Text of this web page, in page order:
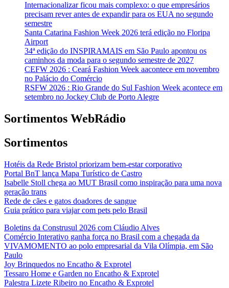
Internacionalizar ficou mais complexo: o que empresários
precisam rever antes de expandir para os EUA no segundo
semestre
Santa Catarina Fashion Week 2026 terá edição no Floripa
Airport
34ª edição do INSPIRAMAIS em São Paulo apontou os
caminhos da moda para o segundo semestre de 2027
CEFW 2026 : Ceará Fashion Week aacontece em novembro
no Palácio do Comércio
RSFW 2026 : Rio Grande do Sul Fashion Week acontece em
setembro no Jockey Club de Porto Alegre
Sortimentos WebRádio
Sortimentos
Hotéis da Rede Bristol priorizam bem-estar corporativo
Portal BnT lança Mapa Turístico de Castro
Isabelle Stoll chega ao MUT Brasil como inspiração para uma nova
geração trans
Rede de cães e gatos doadores de sangue
Guia prático para viajar com pets pelo Brasil
Boletins da Construsul 2026 com Cláudio Alves
Comércio Interativo ganha força no Brasil com a chegada da
VIVAMOMENTO ao polo empresarial da Vila Olímpia, em São
Paulo
Joy Brinquedos no Encatho & Exprotel
Tessaro Home e Garden no Encatho & Exprotel
Palestra Lizete Ribeiro no Encatho & Exprotel